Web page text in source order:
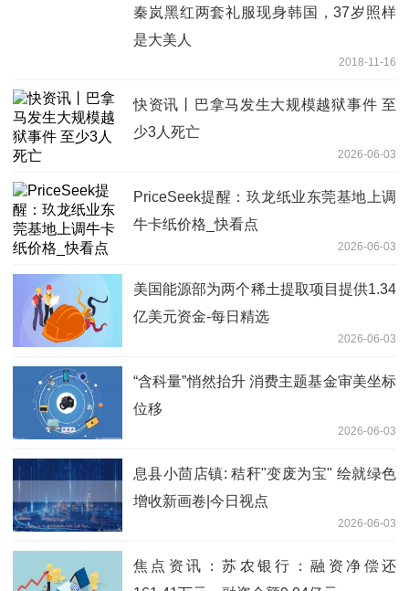
秦岚黑红两套礼服现身韩国，37岁照样
是大美人
2018-11-16
快资讯丨巴拿马发生大规模越狱事件 至
少3人死亡
2026-06-03
PriceSeek提醒：玖龙纸业东莞基地上调
牛卡纸价格_快看点
2026-06-03
美国能源部为两个稀土提取项目提供1.34
亿美元资金-每日精选
2026-06-03
“含科量”悄然抬升 消费主题基金审美坐标
位移
2026-06-03
息县小茴店镇: 秸秆"变废为宝" 绘就绿色
增收新画卷|今日视点
2026-06-03
焦点资讯：苏农银行：融资净偿还